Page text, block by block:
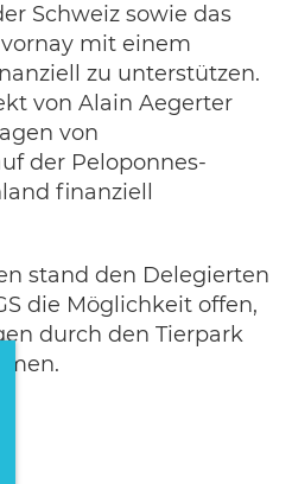
Schweiz sowie das
mit einem
zu unterstützen.
von Alain Aegerter
von
der Peloponnes-
finanziell
stand den Delegierten
die Möglichkeit offen,
durch den Tierpark